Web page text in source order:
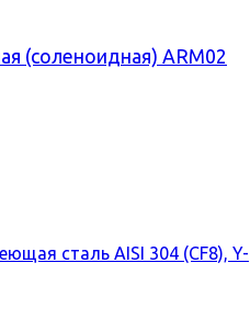
(соленоидная) ARM02